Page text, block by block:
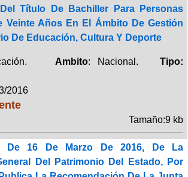
Título De Bachiller Para Personas
Veinte Años En El Ámbito De Gestión
De Educación, Cultura Y Deporte
Ambito: Nacional.Tipo:
2016
Tamaño:9 kb
De 16 De Marzo De 2016, De La
Del Patrimonio Del Estado, Por